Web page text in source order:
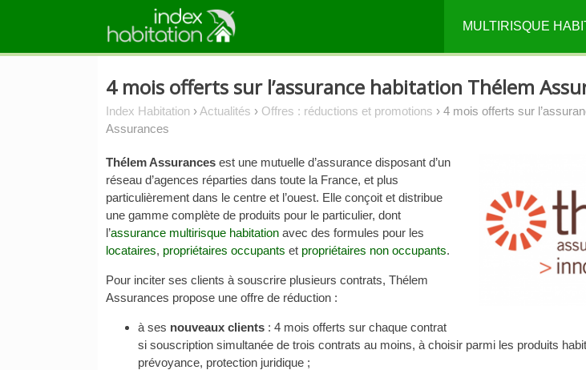
MULTIRISQUE
4 mois offerts sur l’assurance habitation Thélem
Index Habitation ›Actualités › Offres : réductions et promotions › 4 mois offerts sur
Assurances
Thélem Assurances est une mutuelle d’assurance disposant d’un
réseau d’agences réparties dans toute la France, et plus
particulièrement dans le centre et l’ouest. Elle conçoit et distribue
une gamme complète de produits pour le particulier, dont
l’assurance multirisque habitation avec des formules pour les
locataires, propriétaires occupants et propriétaires non occupants.
Pour inciter ses clients à souscrire plusieurs contrats, Thélem
Assurances propose une offre de réduction :
à ses nouveaux clients : 4 mois offerts sur chaque contrat
si souscription simultanée de trois contrats au moins, à choisir parmi les produits
prévoyance, protection juridique ;